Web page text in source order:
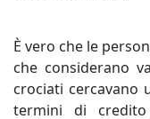
È vero che le
che considerano
crociati cercavano
termini di